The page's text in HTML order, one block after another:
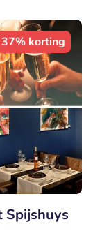
37% korting
Spijshuys